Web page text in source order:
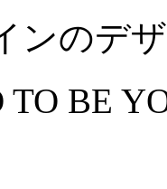
ンのデ
TO BE